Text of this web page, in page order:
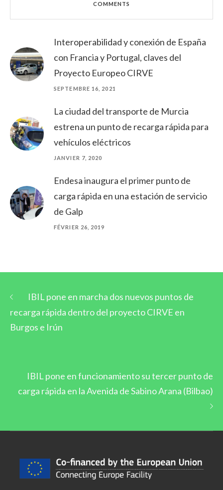
COMMENTS
Interoperabilidad y conexión de España
con Francia y Portugal, claves del
Proyecto Europeo CIRVE
SEPTEMBRE 16, 2021
La ciudad del transporte de Murcia
estrena un punto de recarga rápida para
vehículos eléctricos
JANVIER 7, 2020
Endesa inaugura el primer punto de
carga rápida en una estación de servicio
de Galp
FÉVRIER 26, 2019
IBIL pone en marcha dos nuevos puntos de
recarga rápida dentro del proyecto CIRVE en
Burgos e Irún
IBIL pone en funcionamiento su tercer punto de
carga rápida en la Avenida de Sabino Arana (Bilbao)